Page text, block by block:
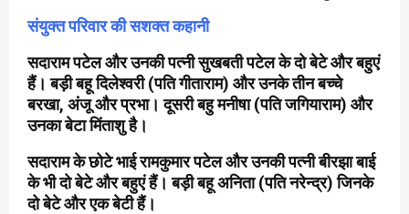
संयुक्त परिवार की सशक्त कहानी
सदाराम पटेल और उनकी पत्नी सुखबती पटेल के दो बेटे और बहुएं
हैं। बड़ी बहू दिलेश्वरी (पति गीताराम) और उनके तीन बच्चे
बरखा, अंजू और प्रभा। दूसरी बहु मनीषा (पति जगियाराम) और
उनका बेटा मिंताशु है।
सदाराम के छोटे भाई रामकुमार पटेल और उनकी पत्नी बीरझा बाई
के भी दो बेटे और बहुएं हैं। बड़ी बहू अनिता (पति नरेन्द्र) जिनके
दो बेटे और एक बेटी हैं।